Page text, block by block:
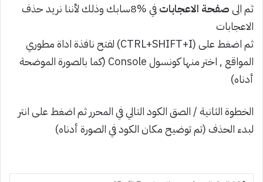
ثم الىصفحة الاعجابات
في %8سابك وذلك لأننا نريد حذف
الاعجابات
ثم اضغط على (CTRL+SHIFT+I) لفتح نافذة اداة مطوري
المواقع , اختر منها كونسول Console (كما بالصورة الموضحة
أدناه)
الخطوة الثانية / الصق الكود التالي في المحرر ثم اضغط على انتر
لبدء الحذف (تم توضيح مكان الكود في الصورة أدناه)